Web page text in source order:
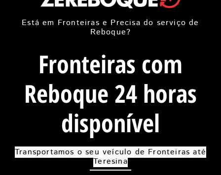
Está em Fronteiras e Precisa do serviço de
Reboque?
Fronteiras com
Reboque 24 horas
disponível
Transportamos o seu veículo de Fronteiras até
Teresina